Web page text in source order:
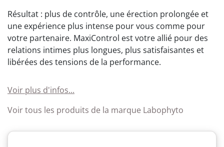
Résultat : plus de contrôle, une érection prolongée et
une expérience plus intense pour vous comme pour
votre partenaire. MaxiControl est votre allié pour des
relations intimes plus longues, plus satisfaisantes et
libérées des tensions de la performance.
Voir plus d'infos...
Voir tous les produits de la marque Labophyto